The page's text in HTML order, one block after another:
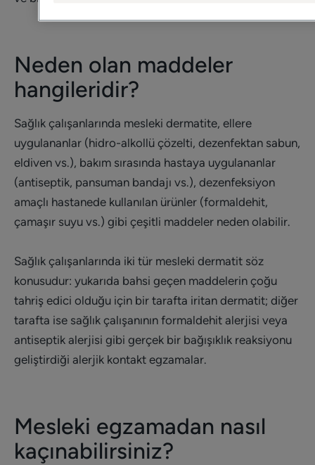
Neden olan maddeler
hangileridir?
Sağlık çalışanlarında mesleki dermatite, ellere
uygulananlar (hidro-alkollü çözelti, dezenfektan sabun,
eldiven vs.), bakım sırasında hastaya uygulananlar
(antiseptik, pansuman bandajı vs.), dezenfeksiyon
amaçlı hastanede kullanılan ürünler (formaldehit,
çamaşır suyu vs.) gibi çeşitli maddeler neden olabilir.
Sağlık çalışanlarında iki tür mesleki dermatit söz
konusudur: yukarıda bahsi geçen maddelerin çoğu
tahriş edici olduğu için bir tarafta iritan dermatit; diğer
tarafta ise sağlık çalışanının formaldehit alerjisi veya
antiseptik alerjisi gibi gerçek bir bağışıklık reaksiyonu
geliştirdiği alerjik kontakt egzamalar.
Mesleki egzamadan nasıl
kaçınabilirsiniz?